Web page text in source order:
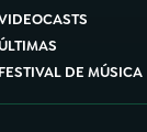
FESTIVAL DE MÚSICA